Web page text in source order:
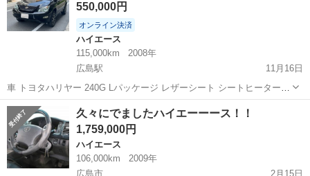
550,000円
オンライン決済
ハイエース
115,000km
2008年
広島駅
11月16日
車 トヨタハリヤー 240G Lパッケージ レザーシート シートヒーター
ムーンルーフ ナビTV ドラレコ バックモニタ 18AW 禁煙車 引越しの
ためハリアー売ります。引っ越しが近いため安く売ります。お買い得
だと思いま...
広島 ハイエース
久々にでましたハイエーーース！！
1,759,000円
ハイエース
106,000km
2009年
広島市
2月15日